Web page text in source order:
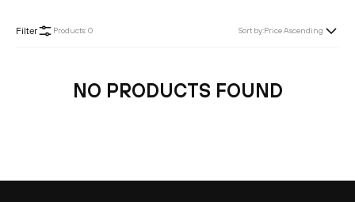
Filter Products:0 Sort by:Price Ascending
NO PRODUCTS FOUND